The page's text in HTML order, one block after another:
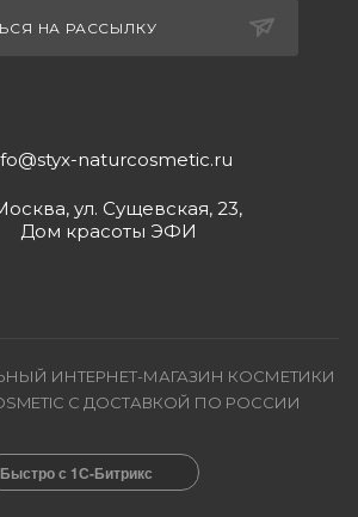
НА РАССЫЛКУ
naturcosmetic.ru
ул. Сущевская, 23,
Дом красоты ЭФИ
ИНТЕРНЕТ-МАГАЗИН КОСМЕТИКИ
С ДОСТАВКОЙ ПО РОССИИ
Быстро с 1С-Битрикс